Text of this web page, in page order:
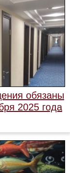
обязаны
2025 года